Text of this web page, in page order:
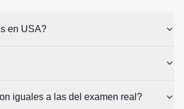
en USA?
iguales a las del examen real?